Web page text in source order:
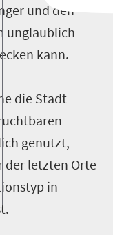
und den
unglaublich
kann.
die Stadt
genutzt,
der letzten Orte
in